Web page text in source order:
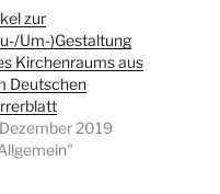
zur
Um-)Gestaltung
Kirchenraums aus
Deutschen
2019